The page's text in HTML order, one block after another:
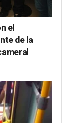
el
de la